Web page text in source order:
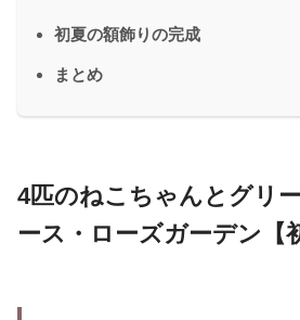
初夏の額飾りの完成
まとめ
4匹のねこちゃんとグリ
ース・ローズガーデン【